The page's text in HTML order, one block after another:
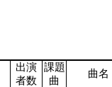
出演
者数
課題
曲
曲名